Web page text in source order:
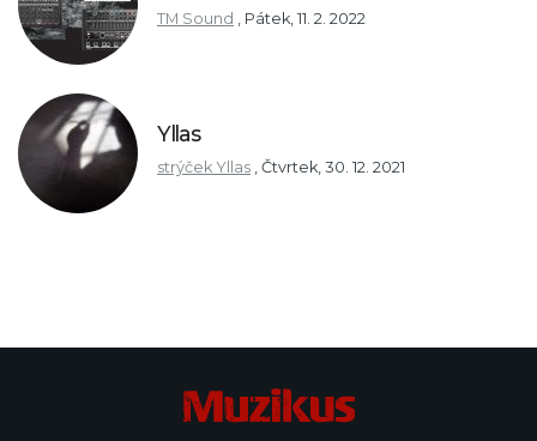
TM Sound Pátek, 11. 2. 2022
Yllas
strýček Yllas Čtvrtek, 30. 12. 2021